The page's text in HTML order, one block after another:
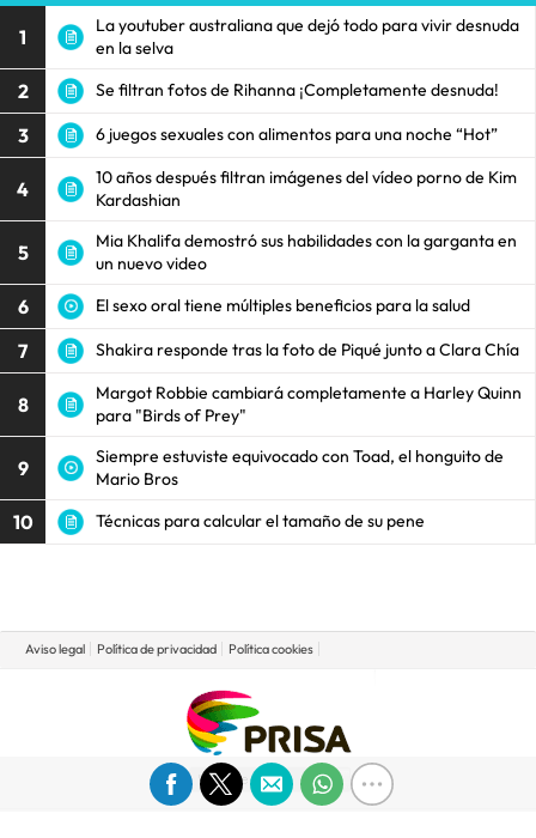
1
La youtuber australiana que dejó todo para vivir desnuda
en la selva
2 Se filtran fotos de Rihanna ¡Completamente desnuda!
3 6 juegos sexuales con alimentos para una noche “Hot”
4
10 años después filtran imágenes del vídeo porno de Kim
Kardashian
5
Mia Khalifa demostró sus habilidades con la garganta en
un nuevo video
6 El sexo oral tiene múltiples beneficios para la salud
7 Shakira responde tras la foto de Piqué junto a Clara Chía
8
Margot Robbie cambiará completamente a Harley Quinn
para "Birds of Prey"
9
Siempre estuviste equivocado con Toad, el honguito de
Mario Bros
10 Técnicas para calcular el tamaño de su pene
Aviso legal Política de privacidad Política cookies